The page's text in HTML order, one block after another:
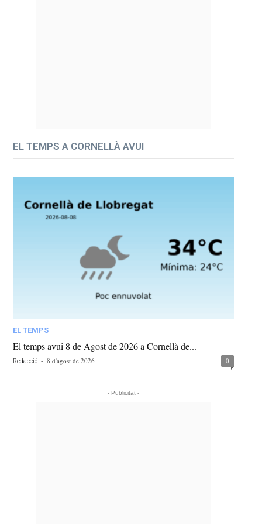
EL TEMPS A CORNELLÀ AVUI
EL TEMPS
El temps avui 8 de Agost de 2026 a Cornellà de...
Redacció - 8 d'agost de 2026 0
- Publicitat -